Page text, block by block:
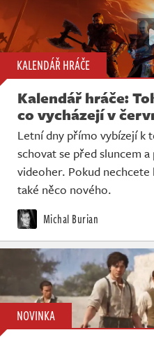
Soutěže
Databáze
Komunita
Redakce
Živě
KALENDÁŘ HRÁČE
Kalendář hráče:
co vycházejí v
Letní dny přímo vybízejí k
schovat se před sluncem
videoher. Pokud
také něco nového.
Michal Burian
NOVINKA